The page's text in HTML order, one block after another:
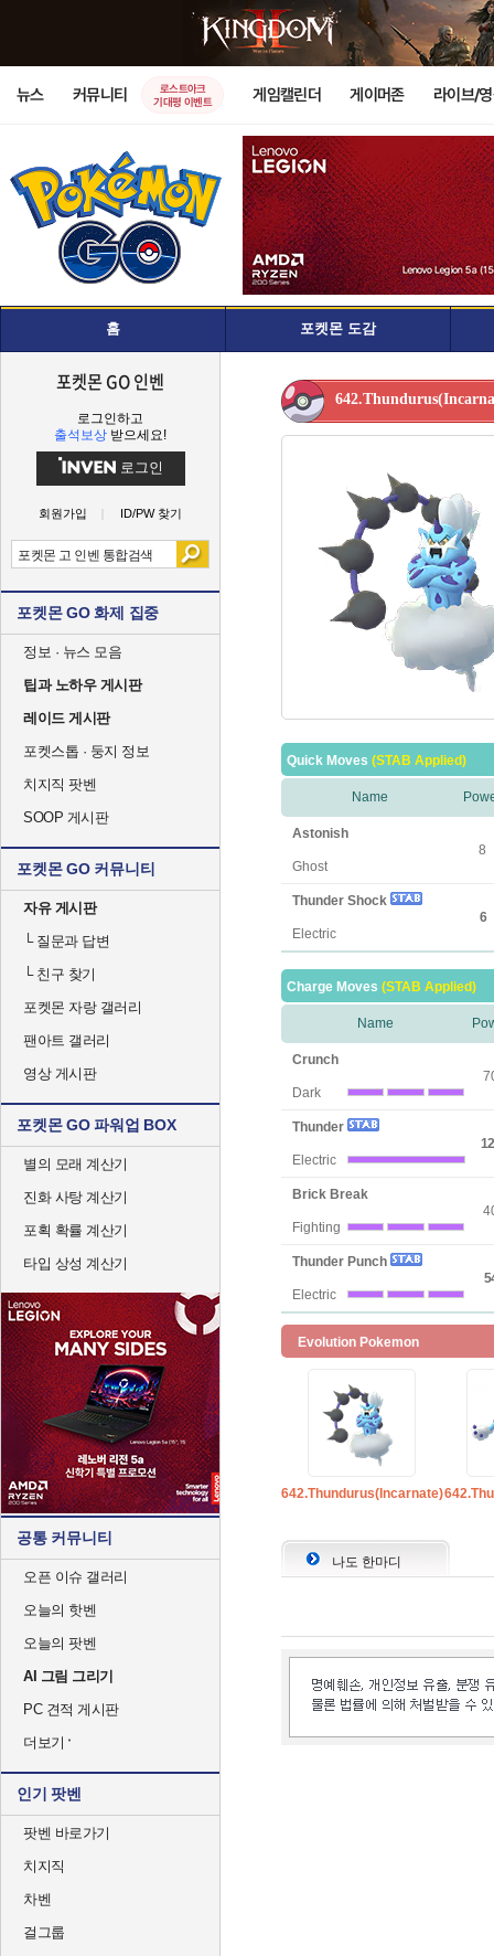
뉴스 커뮤니티
로스트아크
기대평 이벤트
게임캘린더 게이머존 라이브/
홈 포켓몬 도감
포켓몬 GO 인벤
로그인하고
출석보상 받으세요!
로그인
회원가입 ID/PW 찾기
포켓몬 GO 화제 집중
정보 · 뉴스 모음
팁과 노하우 게시판
레이드 게시판
포켓스톱 · 둥지 정보
치지직 팟벤
SOOP 게시판
포켓몬 GO 커뮤니티
자유 게시판
└질문과 답변
└친구 찾기
포켓몬 자랑 갤러리
팬아트 갤러리
영상 게시판
포켓몬 GO 파워업 BOX
별의 모래 계산기
진화 사탕 계산기
포획 확률 계산기
타입 상성 계산기
공통 커뮤니티
오픈 이슈 갤러리
오늘의 핫벤
오늘의 팟벤
AI 그림 그리기
PC 견적 게시판
더보기
인기 팟벤
팟벤 바로가기
치지직
차벤
걸그룹
Quick Moves (STAB Applied)
Name
Astonish
Ghost
8
Thunder Shock
Electric
6
Charge Moves (STAB Applied)
Name
Crunch
Dark
Thunder
Electric
Brick Break
Fighting
Thunder Punch
Electric
Evolution Pokemon
642.Thundurus(Incarnate)
나도 한마디